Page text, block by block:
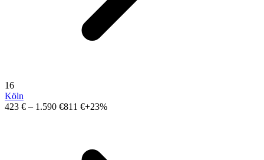
16
Köln
423 € – 1.590 €811 €+23%